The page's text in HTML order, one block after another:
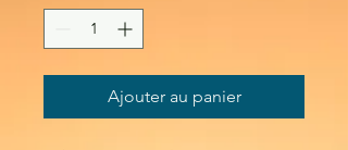
Ajouter au panier